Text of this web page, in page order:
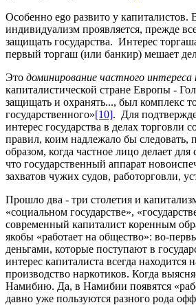
Особенно ego развито у капиталистов.
индивидуализм проявляется, прежде
защищать государства. Интерес
первый торгаш (или банкир) мешает
Это доминирование частного интереса
капиталистической стране Европы -
защищать и охранять..., был комплекс
государственного»[10]. Для
интерес государства в делах
правил, коим надлежало бы следовать,
образом, когда частное лицо делает
что государственный аппарат
захватов чужих судов, работорговли,
Прошло два - три столетия и
«социальном государстве»,
современный капиталист коренным
якобы «работает на общество»: во-
деньгами, которые поступают в
интерес капиталиста всегда
производство наркотиков. Когда
Намибию. Да, в Намибии появятся
давно уже пользуются разного рода